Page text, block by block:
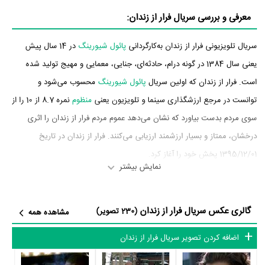
معرفی و بررسی سریال فرار از زندان:
سریال تلویزیونی فرار از زندان به‌کارگردانی پائول شیورینگ
در 14 سال پیش
یعنی سال 1384 در گونه درام، حادثه‌ای، جنایی، معمایی و مهیج تولید شده
است. فرار از زندان که اولین سریالپائول شیورینگ محسوب می‌شود و
توانست در مرجع ارزشگذاری سینما و تلویزیون یعنی منظوم
نمره 8.7 از 10 را از
سوی مردم بدست بیاورد که نشان می‌دهد عموم مردم فرار از زندان را اثری
درخشان، ممتاز و بسیار ارزشمند ارزیابی می‌کنند. فرار از زندان در تاریخ
1395/12/01 پخش خود را آغاز کرد.
بازیگران سریال فرار از زندان چه کسانی هستند؟ در فرار از زندان بازیگرانی چون
دامینیک پرسلدر نقش Lincoln Burrows، ونتورت میلر
در نقش Michael
Scofield، آمائوری نولاسکو گاریدودر نقش Fernando Sucre، رابرت نپردر
نمایش بیشتر
گالری عکس سریال فرار از زندان(230 تصویر)
مشاهده همه
اضافه کردن تصویر سریال فرار از زندان